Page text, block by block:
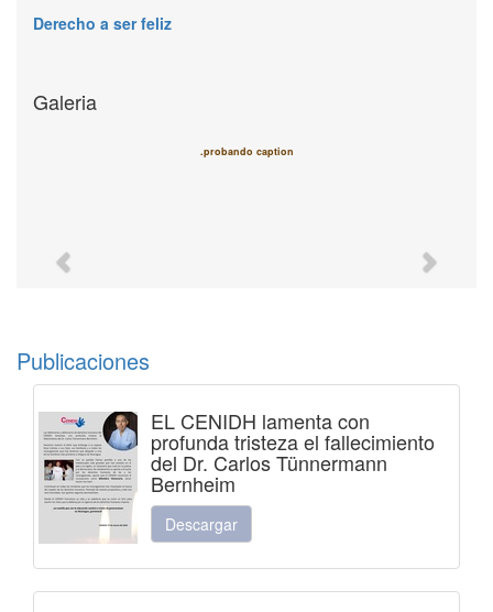
Derecho a ser feliz
Galeria
.probando caption
Previous Next
Publicaciones
EL CENIDH lamenta con
profunda tristeza el fallecimiento
del Dr. Carlos Tünnermann
Bernheim
Descargar